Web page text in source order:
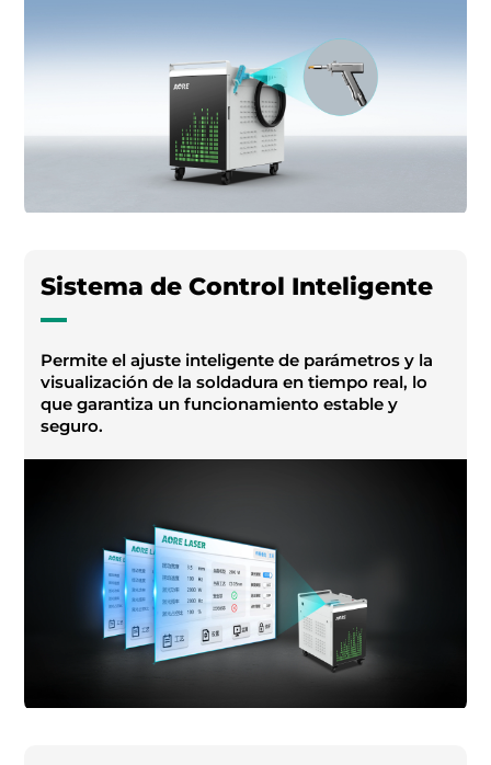
Sistema de Control Inteligente
Permite el ajuste inteligente de parámetros y la
visualización de la soldadura en tiempo real, lo
que garantiza un funcionamiento estable y
seguro.